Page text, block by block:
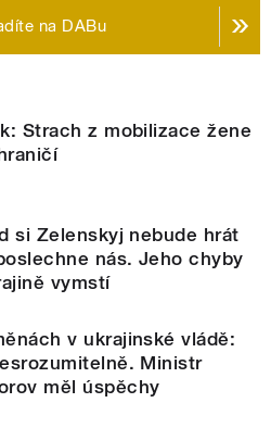
na DABu
Strach z mobilizace žene
si Zelenskyj nebude hrát
nás. Jeho chyby
vymstí
v ukrajinské vládě:
Ministr
měl úspěchy